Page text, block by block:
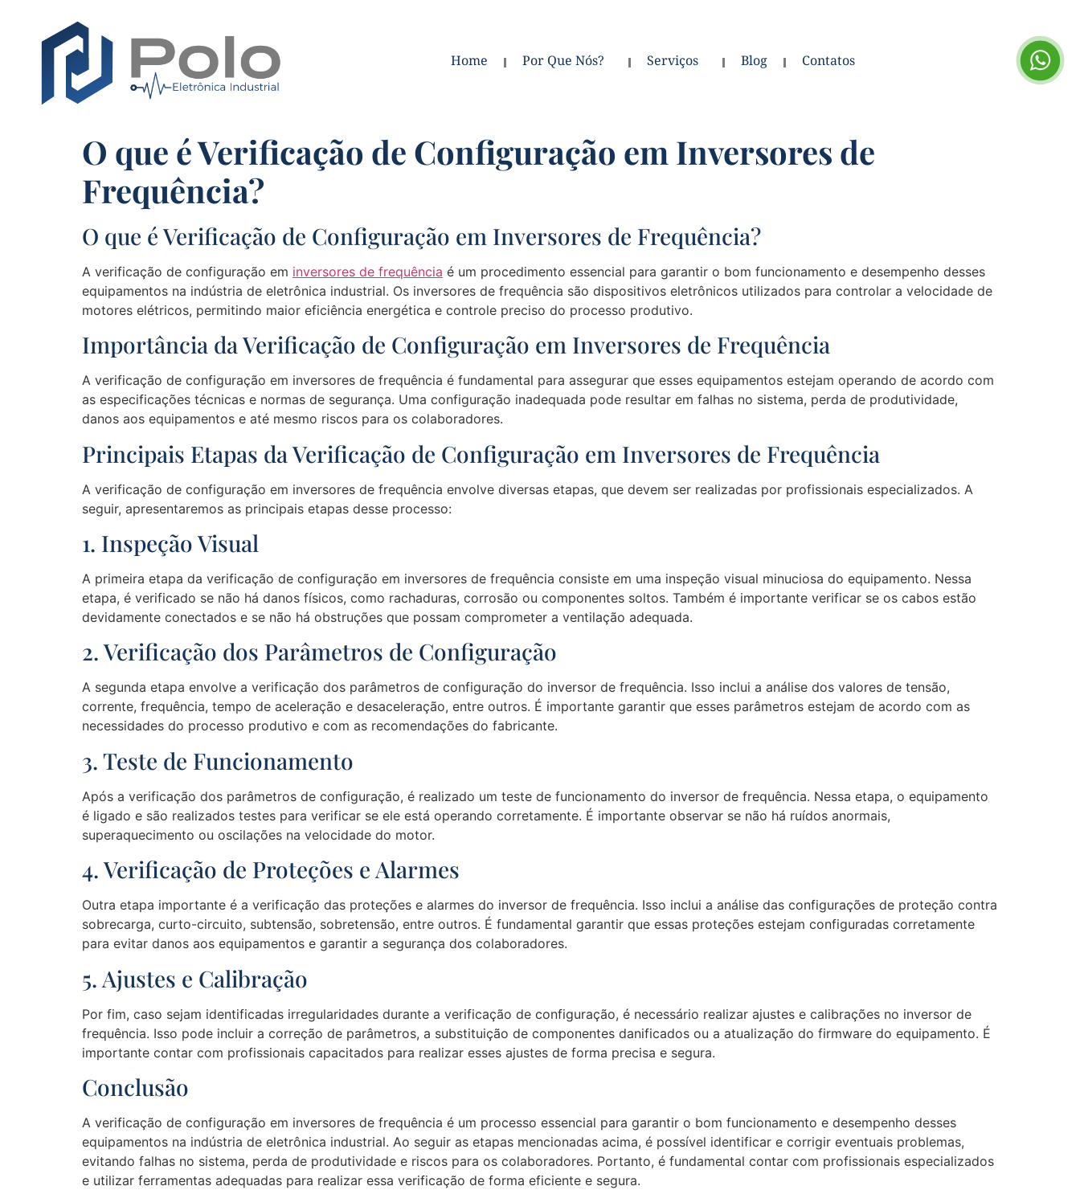
Home Por Que Nós? Serviços Blog Contatos
O que é Verificação de Configuração em Inversores de
Frequência?
O que é Verificação de Configuração em Inversores de Frequência?
A verificação de configuração em inversores de frequência é um procedimento essencial para garantir o bom funcionamento e desempenho desses
equipamentos na indústria de eletrônica industrial. Os inversores de frequência são dispositivos eletrônicos utilizados para controlar a velocidade de
motores elétricos, permitindo maior eficiência energética e controle preciso do processo produtivo.
Importância da Verificação de Configuração em Inversores de Frequência
A verificação de configuração em inversores de frequência é fundamental para assegurar que esses equipamentos estejam operando de acordo com
as especificações técnicas e normas de segurança. Uma configuração inadequada pode resultar em falhas no sistema, perda de produtividade,
danos aos equipamentos e até mesmo riscos para os colaboradores.
Principais Etapas da Verificação de Configuração em Inversores de Frequência
A verificação de configuração em inversores de frequência envolve diversas etapas, que devem ser realizadas por profissionais especializados. A
seguir, apresentaremos as principais etapas desse processo:
1. Inspeção Visual
A primeira etapa da verificação de configuração em inversores de frequência consiste em uma inspeção visual minuciosa do equipamento. Nessa
etapa, é verificado se não há danos físicos, como rachaduras, corrosão ou componentes soltos. Também é importante verificar se os cabos estão
devidamente conectados e se não há obstruções que possam comprometer a ventilação adequada.
2. Verificação dos Parâmetros de Configuração
A segunda etapa envolve a verificação dos parâmetros de configuração do inversor de frequência. Isso inclui a análise dos valores de tensão,
corrente, frequência, tempo de aceleração e desaceleração, entre outros. É importante garantir que esses parâmetros estejam de acordo com as
necessidades do processo produtivo e com as recomendações do fabricante.
3. Teste de Funcionamento
Após a verificação dos parâmetros de configuração, é realizado um teste de funcionamento do inversor de frequência. Nessa etapa, o equipamento
é ligado e são realizados testes para verificar se ele está operando corretamente. É importante observar se não há ruídos anormais,
superaquecimento ou oscilações na velocidade do motor.
4. Verificação de Proteções e Alarmes
Outra etapa importante é a verificação das proteções e alarmes do inversor de frequência. Isso inclui a análise das configurações de proteção contra
sobrecarga, curto-circuito, subtensão, sobretensão, entre outros. É fundamental garantir que essas proteções estejam configuradas corretamente
para evitar danos aos equipamentos e garantir a segurança dos colaboradores.
5. Ajustes e Calibração
Por fim, caso sejam identificadas irregularidades durante a verificação de configuração, é necessário realizar ajustes e calibrações no inversor de
frequência. Isso pode incluir a correção de parâmetros, a substituição de componentes danificados ou a atualização do firmware do equipamento. É
importante contar com profissionais capacitados para realizar esses ajustes de forma precisa e segura.
Conclusão
A verificação de configuração em inversores de frequência é um processo essencial para garantir o bom funcionamento e desempenho desses
equipamentos na indústria de eletrônica industrial. Ao seguir as etapas mencionadas acima, é possível identificar e corrigir eventuais problemas,
evitando falhas no sistema, perda de produtividade e riscos para os colaboradores. Portanto, é fundamental contar com profissionais especializados
e utilizar ferramentas adequadas para realizar essa verificação de forma eficiente e segura.